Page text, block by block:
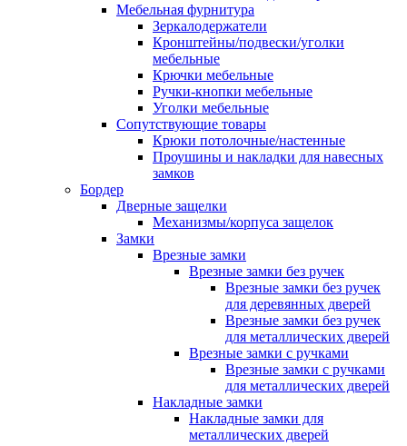
Мебельная фурнитура
Зеркалодержатели
Кронштейны/подвески/уголки
мебельные
Крючки мебельные
Ручки-кнопки мебельные
Уголки мебельные
Сопутствующие товары
Крюки потолочные/настенные
Проушины и накладки для навесных
замков
Бордер
Дверные защелки
Механизмы/корпуса защелок
Замки
Врезные замки
Врезные замки без ручек
Врезные замки без ручек
для деревянных дверей
Врезные замки без ручек
для металлических дверей
Врезные замки с ручками
Врезные замки с ручками
для металлических дверей
Накладные замки
Накладные замки для
металлических дверей